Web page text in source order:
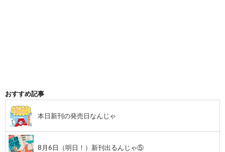
おすすめ記事
本日新刊の発売日なんじゃ
8月6日（明日！）新刊出るんじゃ⑤